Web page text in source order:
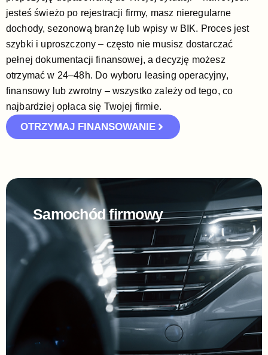
jesteś świeżo po rejestracji firmy, masz nieregularne
dochody, sezonową branżę lub wpisy w BIK. Proces jest
szybki i uproszczony – często nie musisz dostarczać
pełnej dokumentacji finansowej, a decyzję możesz
otrzymać w 24–48h. Do wyboru leasing operacyjny,
finansowy lub zwrotny – wszystko zależy od tego, co
najbardziej opłaca się Twojej firmie.
OTRZYMAJ FINANSOWANIE
Samochód firmowy